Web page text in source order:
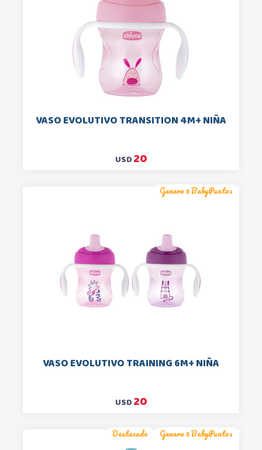
VASO EVOLUTIVO TRANSITION 4M+ NIÑA
USD20
Genera 5 BabyPuntos
VASO EVOLUTIVO TRAINING 6M+ NIÑA
USD20
Destacado Genera 5 BabyPuntos